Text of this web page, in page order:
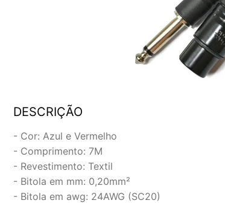
DESCRIÇÃO
- Cor: Azul e Vermelho
- Comprimento: 7M
- Revestimento: Textil
- Bitola em mm: 0,20mm²
- Bitola em awg: 24AWG (SC20)